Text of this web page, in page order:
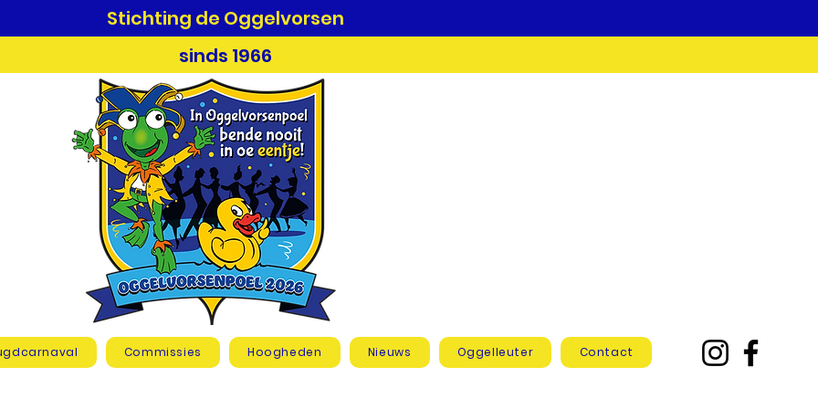
Stichting de Oggelvorsen
sinds 1966
Commissies Hoogheden Nieuws Oggelleuter Contact